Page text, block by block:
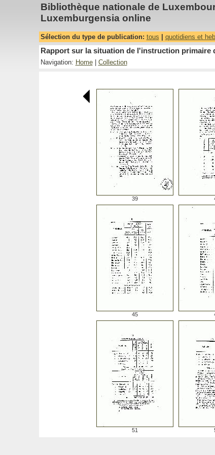
Bibliothèque nationale de
Luxemburgensia online
Sélection du type de publication: tous quotidiens et
Rapport sur la situation de l'instruction primaire
Navigation: Home| Collection
39
45
51